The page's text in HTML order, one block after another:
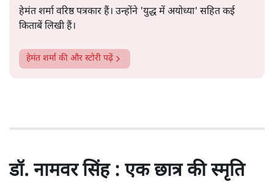
हेमंत शर्मा वरिष्ठ पत्रकार हैं। उन्होंने 'युद्ध में अयोध्या' सहित कई
किताबें लिखी हैं।
हेमंत शर्मा की और स्टोरी पढ़ें
डॉ. नामवर सिंह : एक छात्र की स्मृति